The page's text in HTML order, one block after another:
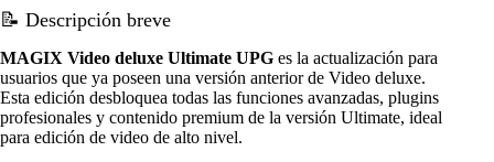
📝 Descripción breve
MAGIX Video deluxe Ultimate UPG es la actualización para
usuarios que ya poseen una versión anterior de Video deluxe.
Esta edición desbloquea todas las funciones avanzadas, plugins
profesionales y contenido premium de la versión Ultimate, ideal
para edición de video de alto nivel.